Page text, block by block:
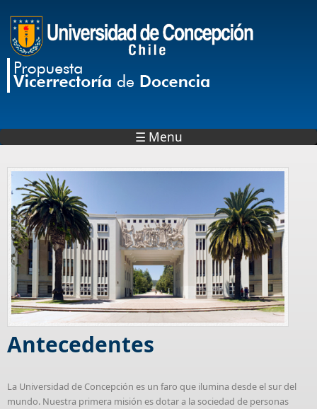
☰ Menu
Antecedentes
La Universidad de Concepción es un faro que ilumina desde el sur del
mundo. Nuestra primera misión es dotar a la sociedad de personas